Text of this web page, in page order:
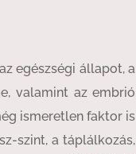
egészségi állapot, a
valamint az embrió
ismeretlen faktor is
szint, a táplálkozás,